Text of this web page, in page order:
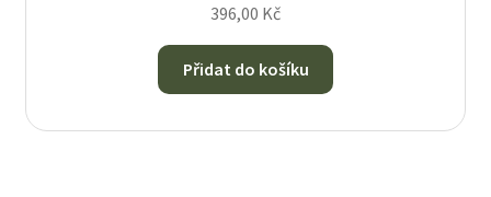
396,00 Kč
Přidat do košíku